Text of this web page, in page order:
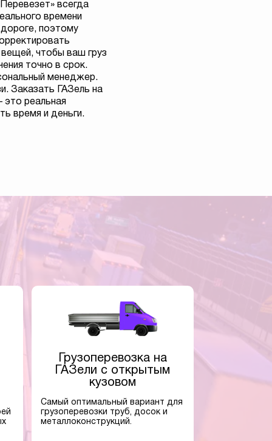
всегда
времени
поэтому
чтобы ваш груз
точно в срок.
менеджер.
Заказать ГАЗель на
это реальная
время и деньги.
Грузоперевозка на
ГАЗели с открытым
кузовом
Самый оптимальный вариант для
грузоперевозки труб, досок и
металлоконструкций.